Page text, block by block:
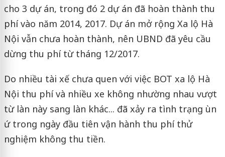
cho 3 dự án, trong đó 2 dự án đã hoàn thành thu
phí vào năm 2014, 2017. Dự án mở rộng Xa lộ Hà
Nội vẫn chưa hoàn thành, nên UBND đã yêu cầu
dừng thu phí từ tháng 12/2017.
Do nhiều tài xế chưa quen với việc BOT xa lộ Hà
Nội thu phí và nhiều xe không nhường nhau vượt
từ làn này sang làn khác... đã xảy ra tình trạng ùn
ứ trong ngày đầu tiên vận hành thu phí thử
nghiệm không thu tiền.